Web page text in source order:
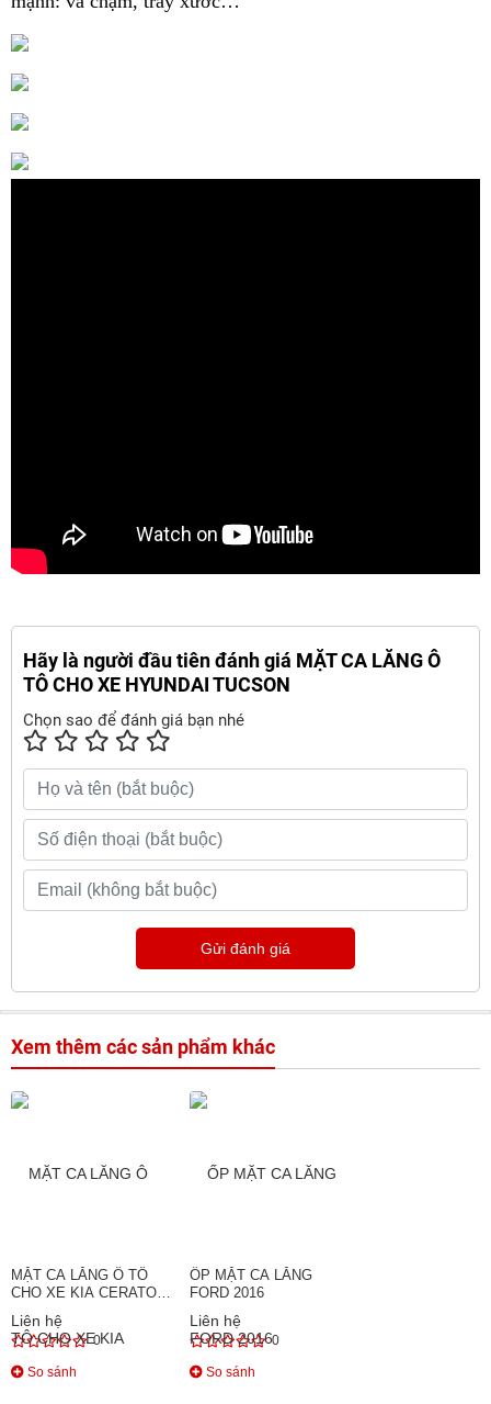
Hãy là người đầu tiên đánh giá MẶT CA LĂNG Ô
TÔ CHO XE HYUNDAI TUCSON
Chọn sao để đánh giá bạn nhé
Gửi đánh giá
Xem thêm các sản phẩm khác
MẶT CA LĂNG Ô TÔ
CHO XE KIA CERATO
Liên hệ
0
So sánh
ỐP MẶT CA LĂNG
FORD 2016
Liên hệ
0
So sánh